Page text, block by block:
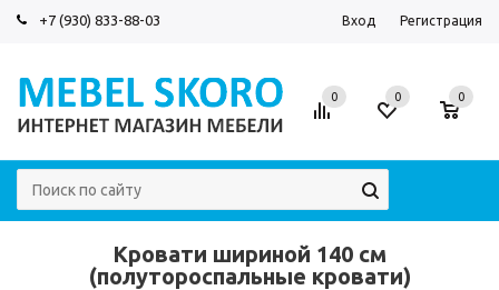
+7 (930) 833-88-03 Вход Регистрация
0 0 0
Кровати шириной 140 см
(полутороспальные кровати)